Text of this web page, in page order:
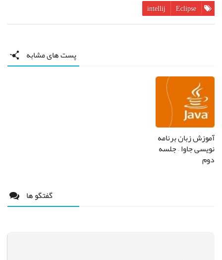
Eclipse
intellij
پست های مشابه
آموزش زبان برنامه
نویسی جاوا – جلسه
دوم
گفتگو ها